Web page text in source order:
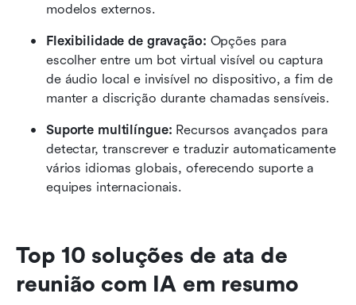
modelos externos.
Flexibilidade de gravação: Opções para
escolher entre um bot virtual visível ou captura
de áudio local e invisível no dispositivo, a fim de
manter a discrição durante chamadas sensíveis.
Suporte multilíngue: Recursos avançados para
detectar, transcrever e traduzir automaticamente
vários idiomas globais, oferecendo suporte a
equipes internacionais.
Top 10 soluções de ata de
reunião com IA em resumo